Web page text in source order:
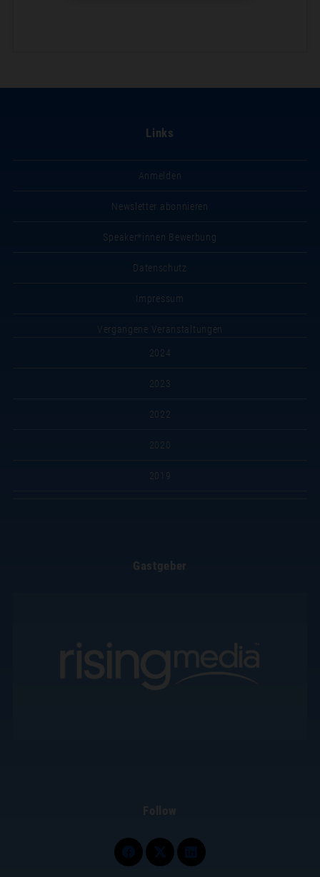
Links
Anmelden
Newsletter abonnieren
Speaker*innen Bewerbung
Datenschutz
Impressum
Vergangene Veranstaltungen
2024
2023
2022
2020
2019
Gastgeber
Follow